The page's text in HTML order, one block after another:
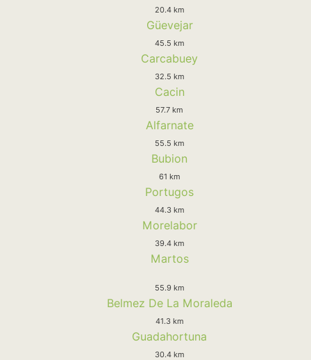
20.4 km
Güevejar
45.5 km
Carcabuey
32.5 km
Cacin
57.7 km
Alfarnate
55.5 km
Bubion
61 km
Portugos
44.3 km
Morelabor
39.4 km
Martos
55.9 km
Belmez De La Moraleda
41.3 km
Guadahortuna
30.4 km